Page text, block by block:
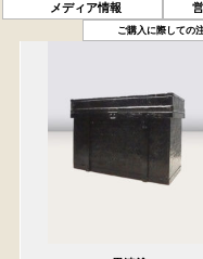
メディア情報
ご購入に際しての
過去の取り扱い商品(6月12日分)